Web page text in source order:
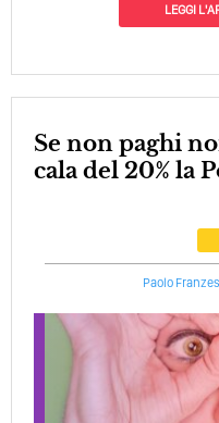
LEGGI
Se non paghi non esisti. Da gennaio
cala del 20% la
Paolo